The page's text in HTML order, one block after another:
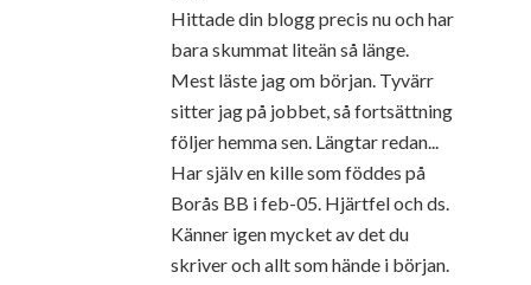
Hittade din blogg precis nu och har
bara skummat liteän så länge.
Mest läste jag om början. Tyvärr
sitter jag på jobbet, så fortsättning
följer hemma sen. Längtar redan...
Har själv en kille som föddes på
Borås BB i feb-05. Hjärtfel och ds.
Känner igen mycket av det du
skriver och allt som hände i början.